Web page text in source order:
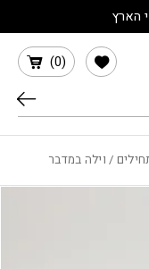
הארץ
(
0
)
הרשימה שלי
/ וילה במדבר